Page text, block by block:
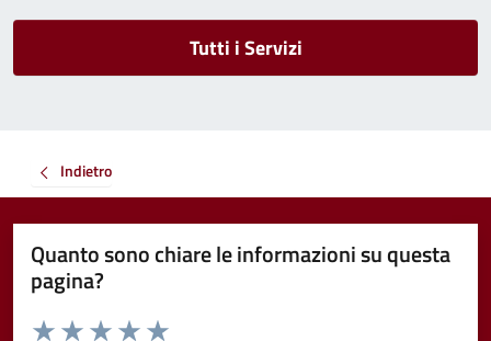
Tutti i Servizi
Indietro
Quanto sono chiare le informazioni su questa
pagina?
Valuta da 1 a 5 stelle la pagina